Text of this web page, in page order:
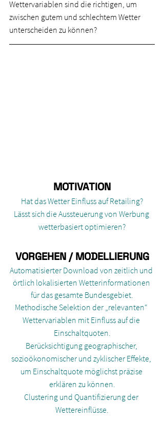
Wettervariablen sind die richtigen, um
zwischen gutem und schlechtem Wetter
unterscheiden zu können?
MOTIVATION
Hat das Wetter Einfluss auf Retailing?
Lässt sich die Aussteuerung von Werbung
wetterbasiert optimieren?
VORGEHEN / MODELLIERUNG
Automatisierter Download von zeitlich und
örtlich lokalisierten Wetterinformationen
für das gesamte Bundesgebiet.
Methodische Selektion der „relevanten“
Wettervariablen mit Einfluss auf die
Einschaltquoten.
Berücksichtigung geographischer,
sozioökonomischer und zyklischer Effekte,
um Einschaltquote möglichst präzise
erklären zu können.
Clustering und Quantifizierung der
Wettereinflüsse.